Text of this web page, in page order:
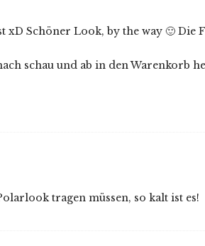
Schöner Look, by the way 🙂 Die
schau und ab in den Warenkorb
tragen müssen, so kalt ist es!